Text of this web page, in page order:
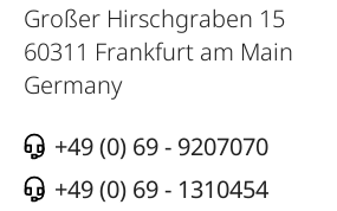
Großer Hirschgraben 15
60311 Frankfurt am Main
Germany
+49 (0) 69 - 9207070
+49 (0) 69 - 1310454